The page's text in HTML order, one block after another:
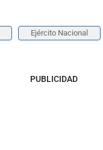
Ejército Nacional
PUBLICIDAD